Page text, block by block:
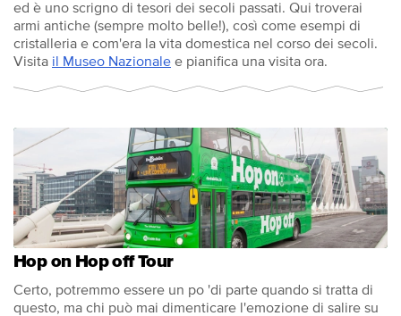
ed è uno scrigno di tesori dei secoli passati. Qui troverai
armi antiche (sempre molto belle!), così come esempi di
cristalleria e com'era la vita domestica nel corso dei secoli.
Visita il Museo Nazionale e pianifica una visita ora.
Hop on Hop off Tour
Certo, potremmo essere un po 'di parte quando si tratta di
questo, ma chi può mai dimenticare l'emozione di salire su